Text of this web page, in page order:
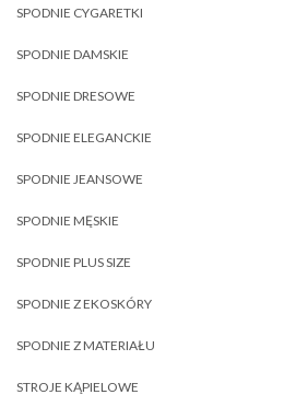
SPODNIE CYGARETKI
SPODNIE DAMSKIE
SPODNIE DRESOWE
SPODNIE ELEGANCKIE
SPODNIE JEANSOWE
SPODNIE MĘSKIE
SPODNIE PLUS SIZE
SPODNIE Z EKOSKÓRY
SPODNIE Z MATERIAŁU
STROJE KĄPIELOWE